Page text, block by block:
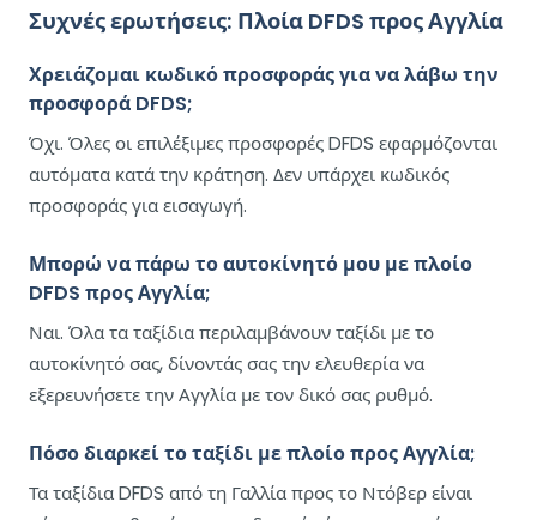
Συχνές ερωτήσεις: Πλοία DFDS προς Αγγλία
Χρειάζομαι κωδικό προσφοράς για να λάβω την
προσφορά DFDS;
Όχι. Όλες οι επιλέξιμες προσφορές DFDS εφαρμόζονται
αυτόματα κατά την κράτηση. Δεν υπάρχει κωδικός
προσφοράς για εισαγωγή.
Μπορώ να πάρω το αυτοκίνητό μου με πλοίο
DFDS προς Αγγλία;
Ναι. Όλα τα ταξίδια περιλαμβάνουν ταξίδι με το
αυτοκίνητό σας, δίνοντάς σας την ελευθερία να
εξερευνήσετε την Αγγλία με τον δικό σας ρυθμό.
Πόσο διαρκεί το ταξίδι με πλοίο προς Αγγλία;
Τα ταξίδια DFDS από τη Γαλλία προς το Ντόβερ είναι